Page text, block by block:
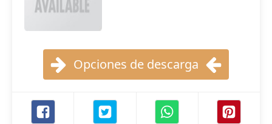
Opciones de descarga